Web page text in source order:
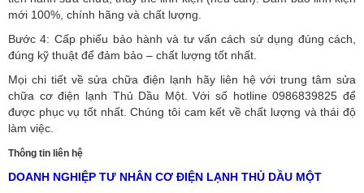
mới 100%, chính hãng và chất lượng.
Bước 4: Cấp phiếu bảo hành và tư vấn cách sử dụng đúng cách,
đúng kỹ thuật để đảm bảo – chất lượng tốt nhất.
Mọi chi tiết về sửa chữa điện lạnh hãy liên hệ với trung tâm sửa
chữa cơ điện lạnh Thủ Dầu Một. Với số hotline 0986839825 để
được phục vụ tốt nhất. Chúng tôi cam kết về chất lượng và thái độ
làm việc.
Thông tin liên hệ
DOANH NGHIỆP TƯ NHÂN CƠ ĐIỆN LẠNH THỦ DẦU MỘT